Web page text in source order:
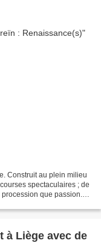
Construit au plein milieu
spectaculaires ; de
que passion.
à Liège avec de